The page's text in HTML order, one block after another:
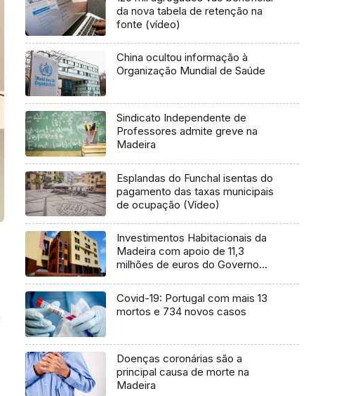
da nova tabela de retenção na
fonte (vídeo)
China ocultou informação à
Organização Mundial de Saúde
Sindicato Independente de
Professores admite greve na
Madeira
Esplandas do Funchal isentas do
pagamento das taxas municipais
de ocupação (Vídeo)
Investimentos Habitacionais da
Madeira com apoio de 11,3
milhões de euros do Governo
Covid-19: Portugal com mais 13
mortos e 734 novos casos
Doenças coronárias são a
principal causa de morte na
Madeira